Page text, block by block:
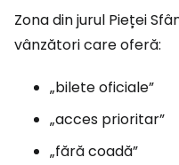
Zona din jurul Pieței
vânzători care oferă:
„bilete oficiale”
„acces prioritar”
„fără coadă”